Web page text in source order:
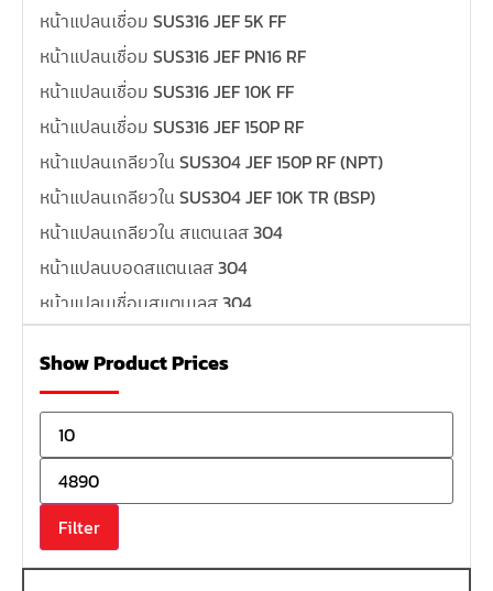
หน้าแปลนเชื่อม SUS316 JEF 5K FF
หน้าแปลนเชื่อม SUS316 JEF PN16 RF
หน้าแปลนเชื่อม SUS316 JEF 10K FF
หน้าแปลนเชื่อม SUS316 JEF 150P RF
หน้าแปลนเกลียวใน SUS304 JEF 150P RF (NPT)
หน้าแปลนเกลียวใน SUS304 JEF 10K TR (BSP)
หน้าแปลนเกลียวใน สแตนเลส 304
หน้าแปลนบอดสแตนเลส 304
หน้าแปลนเชื่อมสแตนเลส 304
หน้าแปลนเหล็กคอสูง
หน้าแปลนเชื่อมเหล็กสลิปออน
หน้าแปลนเชื่อมเหล็กบอด
หน้าแปลนเชื่อมบอด SUS304 JEF 300P RF
หน้าแปลนเชื่อมบอด SUS304 JEF PN40 RF
หน้าแปลนเชื่อมบอด SUS304 JEF PN16 RF
Show Product Prices
Filter